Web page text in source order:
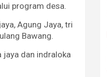
program desa.
Agung Jaya, tri
Bawang.
jaya dan indraloka